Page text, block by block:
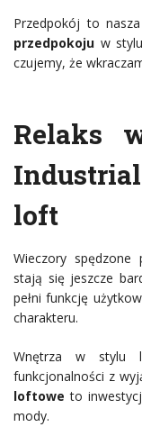
Przedpokój to
przedpokoju w
czujemy, że
Relaks
loft
Wieczory spędzone
stają się jeszcze
pełni funkcję
charakteru.
Wnętrza w stylu
funkcjonalności z
loftowe to
mody.